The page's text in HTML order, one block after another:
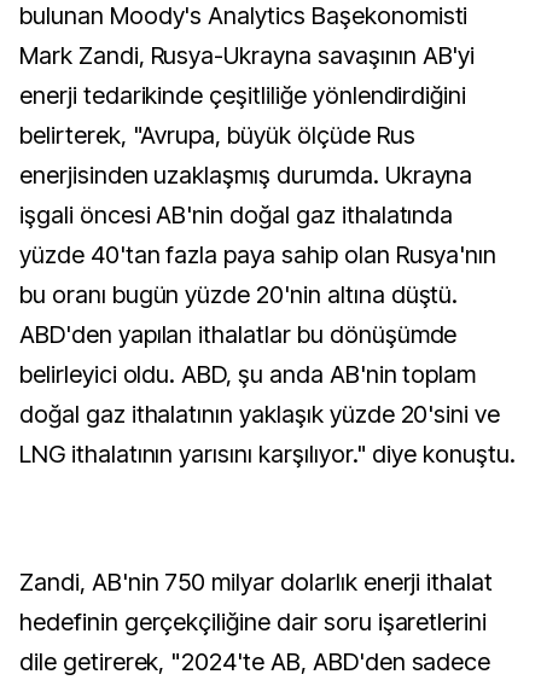
bulunan Moody's Analytics Başekonomisti
Mark Zandi, Rusya-Ukrayna savaşının AB'yi
enerji tedarikinde çeşitliliğe yönlendirdiğini
belirterek, "Avrupa, büyük ölçüde Rus
enerjisinden uzaklaşmış durumda. Ukrayna
işgali öncesi AB'nin doğal gaz ithalatında
yüzde 40'tan fazla paya sahip olan Rusya'nın
bu oranı bugün yüzde 20'nin altına düştü.
ABD'den yapılan ithalatlar bu dönüşümde
belirleyici oldu. ABD, şu anda AB'nin toplam
doğal gaz ithalatının yaklaşık yüzde 20'sini ve
LNG ithalatının yarısını karşılıyor." diye konuştu.
Zandi, AB'nin 750 milyar dolarlık enerji ithalat
hedefinin gerçekçiliğine dair soru işaretlerini
dile getirerek, "2024'te AB, ABD'den sadece